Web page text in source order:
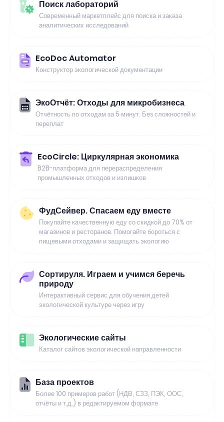
Поиск лабораторий
Современный маркетплейс для поиска и заказа
аналитических исследований
EcoDoc Automator
Конструктор экологической документации
ЭкоОтчёт: Отходы для микробизнеса
Отчётность по отходам за 5 минут. Без сложностей и
переплат
EcoCircle: Циркулярная экономика
B2B-платформа для перераспределения
промышленных отходов и излишков
ФудСейвер. Спасаем еду вместе
Покупайте качественную еду со скидкой до 70% от
магазинов и ресторанов. Помогайте бороться с
пищевыми отходами и защищать экологию
Сортируля. Играем и учимся беречь
природу
Интерактивный сервис для обучения детей
экологической культуре через игру
Экологические сайты
Каталог сайтов экологической направленности
База проектов
Более 100 примеров работ (НДВ, СЗЗ, ПЭК, ООС,
отчёты и т.д.) в редактируемом формате